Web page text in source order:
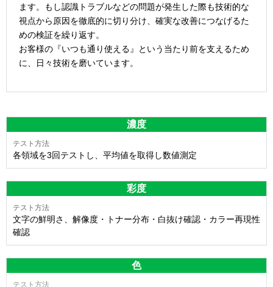
ます。もし認識トラブルなどの問題が発生した際も技術的な
視点から原因を徹底的に切り分け、確実な改善につなげるた
めの検証を繰り返す。
お客様の『いつも通り使える』という当たり前を支えるため
に、日々技術を磨いています。
濃度
各領域を3回テストし、平均値を取得し数値測定
彩度
文字の鮮明さ、解像度・トナー分布・白抜け確認・カラー再現性
確認
色